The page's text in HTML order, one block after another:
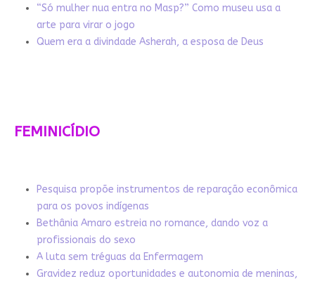
“Só mulher nua entra no Masp?” Como museu usa a
arte para virar o jogo
Quem era a divindade Asherah, a esposa de Deus
FEMINICÍDIO
Pesquisa propõe instrumentos de reparação econômica
para os povos indígenas
Bethânia Amaro estreia no romance, dando voz a
profissionais do sexo
A luta sem tréguas da Enfermagem
Gravidez reduz oportunidades e autonomia de meninas,